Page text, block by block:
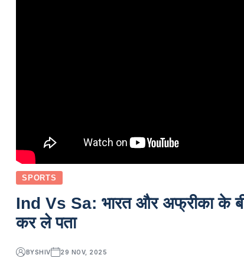
SPORTS
Ind Vs Sa: भारत और अफ्रीका के
कर ले पता
BYSHIV 29 NOV, 2025